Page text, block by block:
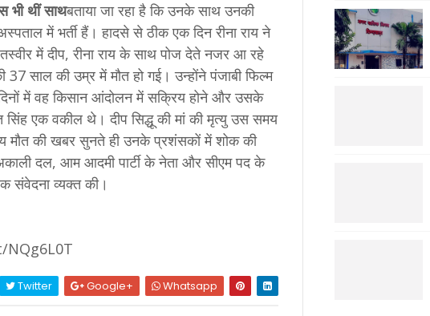
भी थीं साथबताया जा रहा है कि उनके साथ उनकी
में भर्ती हैं। हादसे से ठीक एक दिन रीना राय ने
में दीप, रीना राय के साथ पोज देते नजर आ रहे
साल की उम्र में मौत हो गई। उन्‍होंने पंजाबी फिल्‍म
में वह किसान आंदोलन में सक्रिय होने और उसके
सिंह एक वकील थे। दीप स‍िद्धू की मां की मृत्‍यु उस समय
मौत की खबर सुनते ही उनके प्रशंसकों में शोक की
दल, आम आदमी पार्टी के नेता और सीएम पद के
संवेदना व्‍यक्‍त की।
Twitter Google+ Whatsapp